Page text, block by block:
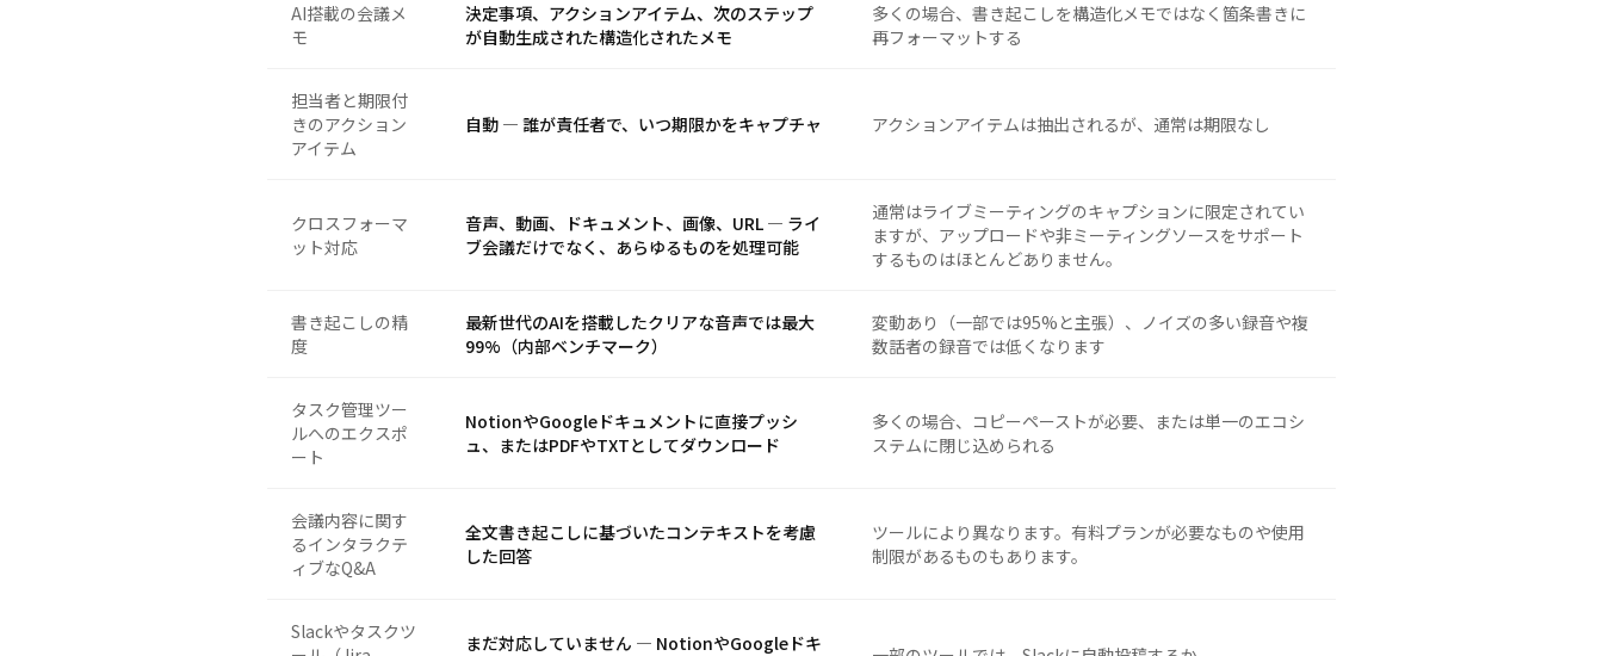
AI搭載の会議メ
モ
決定事項、アクションアイテム、次のステップ
が自動生成された構造化されたメモ
多くの場合、書き起こしを構造化メモではなく箇条書きに
再フォーマットする
担当者と期限付
きのアクション
アイテム
自動 — 誰が責任者で、いつ期限かをキャプチャ アクションアイテムは抽出されるが、通常は期限なし
クロスフォーマ
ット対応
音声、動画、ドキュメント、画像、URL — ライ
ブ会議だけでなく、あらゆるものを処理可能
通常はライブミーティングのキャプションに限定されてい
ますが、アップロードや非ミーティングソースをサポート
するものはほとんどありません。
書き起こしの精
度
最新世代のAIを搭載したクリアな音声では最大
99%（内部ベンチマーク）
変動あり（一部では95%と主張）、ノイズの多い録音や複
数話者の録音では低くなります
タスク管理ツー
ルへのエクスポ
ート
NotionやGoogleドキュメントに直接プッシ
ュ、またはPDFやTXTとしてダウンロード
多くの場合、コピーペーストが必要、または単一のエコシ
ステムに閉じ込められる
会議内容に関す
るインタラクテ
ィブなQ&A
全文書き起こしに基づいたコンテキストを考慮
した回答
ツールにより異なります。有料プランが必要なものや使用
制限があるものもあります。
Slackやタスクツ
まだ対応していません — NotionやGoogleドキ